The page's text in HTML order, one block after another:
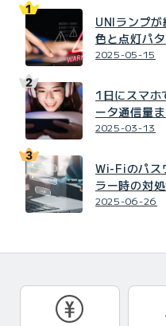
UNIランプ
色と点灯パ
2025-05-15
1日にスマホ
ータ通信量
2025-03-13
Wi-Fiのパス
ラー時の対
2025-06-26